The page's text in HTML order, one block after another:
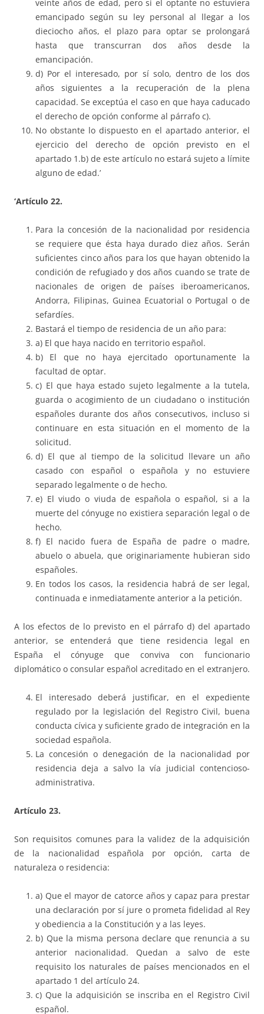
veinte años de edad, pero si el optante no estuviera
emancipado según su ley personal al llegar a los
dieciocho años, el plazo para optar se prolongará
hasta que transcurran dos años desde la
emancipación.
d) Por el interesado, por sí solo, dentro de los dos
años siguientes a la recuperación de la plena
capacidad. Se exceptúa el caso en que haya caducado
el derecho de opción conforme al párrafo c).
No obstante lo dispuesto en el apartado anterior, el
ejercicio del derecho de opción previsto en el
apartado 1.b) de este artículo no estará sujeto a límite
alguno de edad.’
‘Artículo 22.
Para la concesión de la nacionalidad por residencia
se requiere que ésta haya durado diez años. Serán
suficientes cinco años para los que hayan obtenido la
condición de refugiado y dos años cuando se trate de
nacionales de origen de países iberoamericanos,
Andorra, Filipinas, Guinea Ecuatorial o Portugal o de
sefardíes.
Bastará el tiempo de residencia de un año para:
a) El que haya nacido en territorio español.
b) El que no haya ejercitado oportunamente la
facultad de optar.
c) El que haya estado sujeto legalmente a la tutela,
guarda o acogimiento de un ciudadano o institución
españoles durante dos años consecutivos, incluso si
continuare en esta situación en el momento de la
solicitud.
d) El que al tiempo de la solicitud llevare un año
casado con español o española y no estuviere
separado legalmente o de hecho.
e) El viudo o viuda de española o español, si a la
muerte del cónyuge no existiera separación legal o de
hecho.
f) El nacido fuera de España de padre o madre,
abuelo o abuela, que originariamente hubieran sido
españoles.
En todos los casos, la residencia habrá de ser legal,
continuada e inmediatamente anterior a la petición.
A los efectos de lo previsto en el párrafo d) del apartado
anterior, se entenderá que tiene residencia legal en
España el cónyuge que conviva con funcionario
diplomático o consular español acreditado en el extranjero.
El interesado deberá justificar, en el expediente
regulado por la legislación del Registro Civil, buena
conducta cívica y suficiente grado de integración en la
sociedad española.
La concesión o denegación de la nacionalidad por
residencia deja a salvo la vía judicial contencioso-
administrativa.
Artículo 23.
Son requisitos comunes para la validez de la adquisición
de la nacionalidad española por opción, carta de
naturaleza o residencia:
a) Que el mayor de catorce años y capaz para prestar
una declaración por sí jure o prometa fidelidad al Rey
y obediencia a la Constitución y a las leyes.
b) Que la misma persona declare que renuncia a su
anterior nacionalidad. Quedan a salvo de este
requisito los naturales de países mencionados en el
apartado 1 del artículo 24.
c) Que la adquisición se inscriba en el Registro Civil
español.